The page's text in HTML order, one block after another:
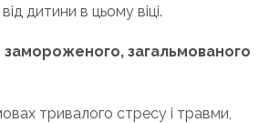
дитини в цьому віці.
загальмованого
тривалого стресу і травми,